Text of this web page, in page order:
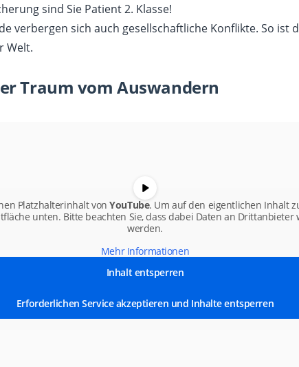
sind Sie Patient 2. Klasse!
verbergen sich auch gesellschaftliche Konflikte. So
Welt.
Traum vom Auswandern
Platzhalterinhalt vonYouTube. Um auf den eigentlichen Inhalt
unten. Bitte beachten Sie, dass dabei Daten an Drittanbieter
werden.
Mehr Informationen
Inhalt entsperren
Erforderlichen Service akzeptieren und Inhalte entsperren